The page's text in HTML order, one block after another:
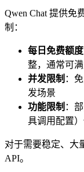
Qwen Chat 提供免
制：
每日免费额度
整，通常可
并发限制 ：
发场景
功能限制 ：
具调用配置
对于需要稳定、大
API。